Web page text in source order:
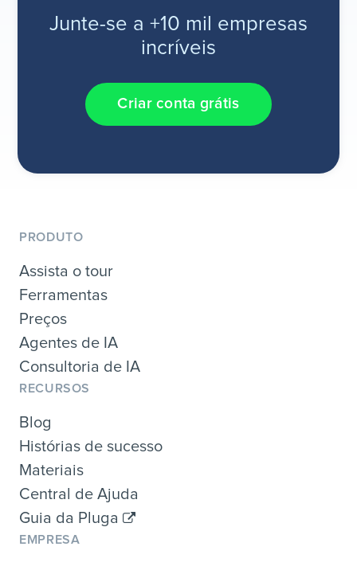
Junte-se a +10 mil empresas
incríveis
Criar conta grátis
PRODUTO
Assista o tour
Ferramentas
Preços
Agentes de IA
Consultoria de IA
RECURSOS
Blog
Histórias de sucesso
Materiais
Central de Ajuda
Guia da Pluga
EMPRESA